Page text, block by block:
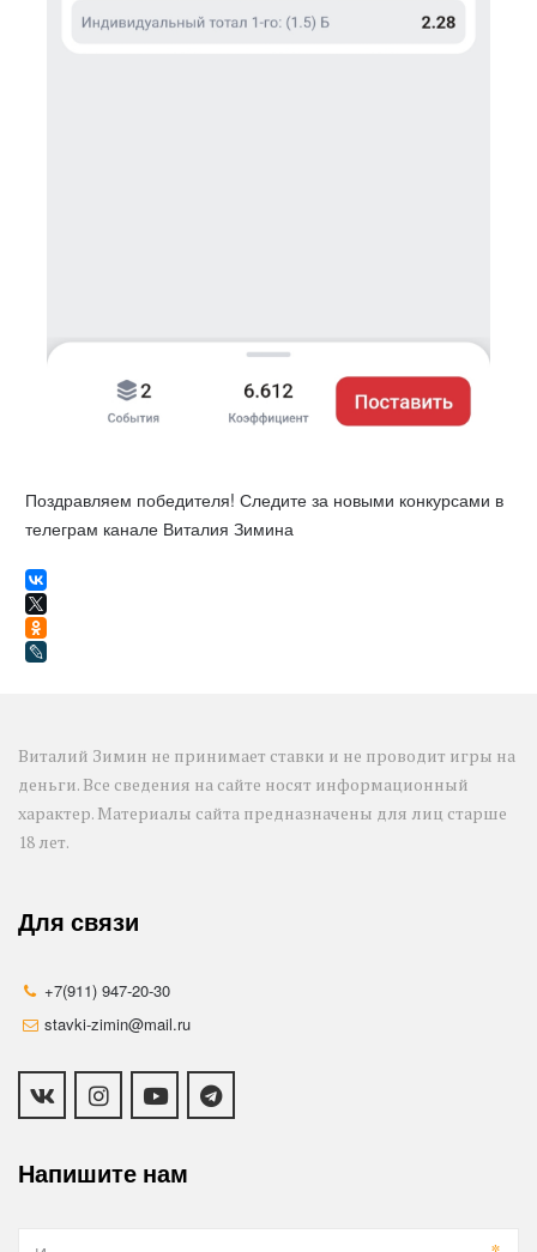
Поздравляем победителя! Следите за новыми конкурсами в
телеграм канале Виталия Зимина
Виталий Зимин не принимает ставки и не проводит игры на
деньги. Все сведения на сайте носят информационный
характер. Материалы сайта предназначены для лиц старше
18 лет.
Для связи
+7(911) 947-20-30
stavki-zimin@mail.ru
Напишите нам